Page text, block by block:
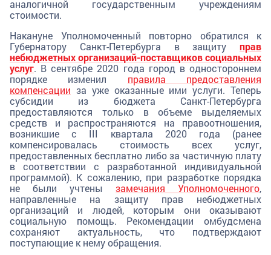
аналогичной государственным учреждениям
стоимости.
Накануне Уполномоченный повторно обратился к
Губернатору Санкт-Петербурга в защиту прав
небюджетных организаций-поставщиков социальных
услуг. В сентябре 2020 года город в одностороннем
порядке изменил правила предоставления
компенсации за уже оказанные ими услуги. Теперь
субсидии из бюджета Санкт-Петербурга
предоставляются только в объеме выделяемых
средств и распространяются на правоотношения,
возникшие с III квартала 2020 года (ранее
компенсировалась стоимость всех услуг,
предоставленных бесплатно либо за частичную плату
в соответствии с разработанной индивидуальной
программой). К сожалению, при разработке порядка
не были учтены замечания Уполномоченного,
направленные на защиту прав небюджетных
организаций и людей, которым они оказывают
социальную помощь. Рекомендации омбудсмена
сохраняют актуальность, что подтверждают
поступающие к нему обращения.